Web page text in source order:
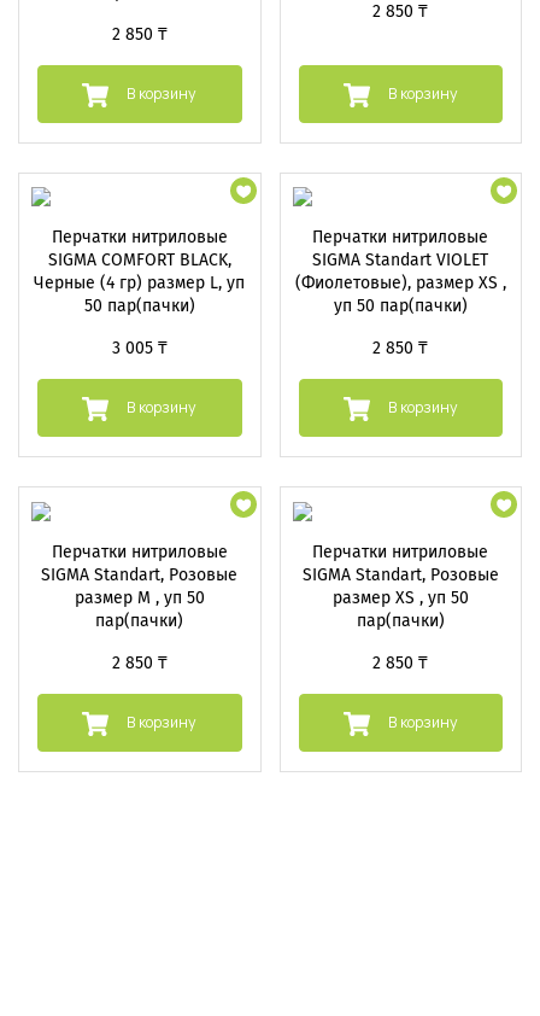
2 850 ₸
В корзину
2 850 ₸
В корзину
Перчатки нитриловые
SIGMA COMFORT BLACK,
Черные (4 гр) размер L, уп
50 пар(пачки)
3 005 ₸
В корзину
Перчатки нитриловые
SIGMA Standart VIOLET
(Фиолетовые), размер XS ,
уп 50 пар(пачки)
2 850 ₸
В корзину
Перчатки нитриловые
SIGMA Standart, Розовые
размер M , уп 50
пар(пачки)
2 850 ₸
В корзину
Перчатки нитриловые
SIGMA Standart, Розовые
размер XS , уп 50
пар(пачки)
2 850 ₸
В корзину